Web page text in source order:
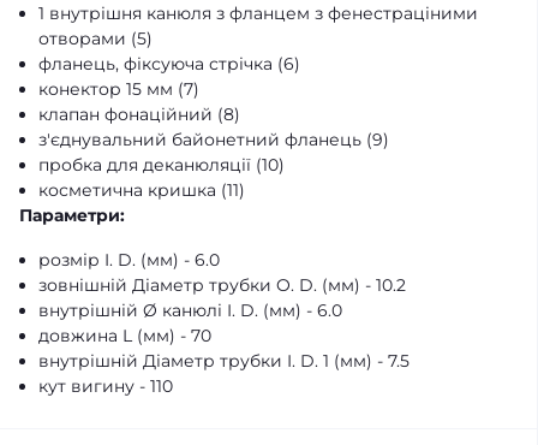
1 внутрішня канюля з фланцем з фенестраціними
отворами (5)
фланець, фіксуюча стрічка (6)
конектор 15 мм (7)
клапан фонаційний (8)
з'єднувальний байонетний фланець (9)
пробка для деканюляції (10)
косметична кришка (11)
Параметри:
розмір I. D. (мм) - 6.0
зовнішній Діаметр трубки O. D. (мм) - 10.2
внутрішній Ø канюлі I. D. (мм) - 6.0
довжина L (мм) - 70
внутрішній Діаметр трубки I. D. 1 (мм) - 7.5
кут вигину - 110